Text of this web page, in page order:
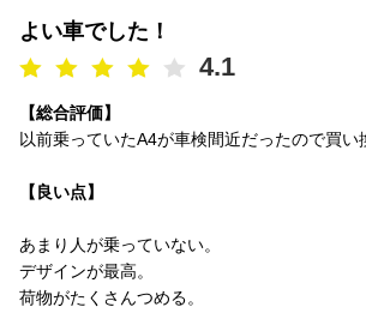
よい車でした！
4.1
【総合評価】
以前乗っていたA4が車検間近だったので買い
【良い点】
あまり人が乗っていない。
デザインが最高。
荷物がたくさんつめる。